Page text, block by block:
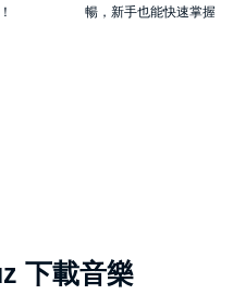
暢，新手也能快速掌握。
下載音樂